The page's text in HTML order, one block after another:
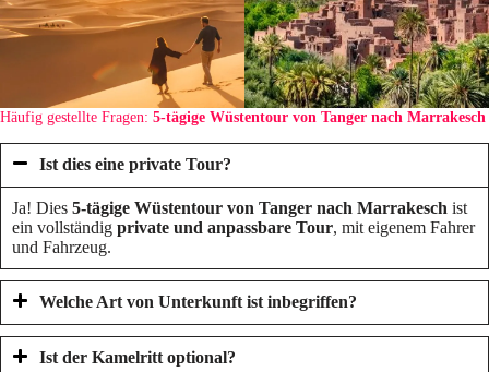
Häufig gestellte Fragen: 5-tägige Wüstentour von Tanger nach Marrakesch
Ist dies eine private Tour?
Ja! Dies 5-tägige Wüstentour von Tanger nach Marrakesch ist
ein vollständig private und anpassbare Tour, mit eigenem Fahrer
und Fahrzeug.
Welche Art von Unterkunft ist inbegriffen?
Ist der Kamelritt optional?